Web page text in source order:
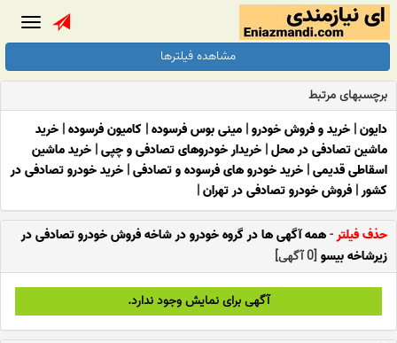
مشاهده فیلترها
برچسبهای مرتبط
دایون| خرید و فروش خودرو| مینی بوس فرسوده| کامیون فرسوده| خرید
ماشین تصادفی در محل| خریدار خودروهای تصادفی و چپی| خرید ماشین
اسقاطی قدیمی| خرید خودرو های فرسوده و تصادفی| خرید خودرو تصادفی در
کشور| فروش خودرو تصادفی در تهران|
حذف فیلتر-همه آگهی ها در گروه خودرو در شاخه فروش خودرو تصادفی در
زیرشاخه بیسو [0 آگهی]
آگهی برای نمایش وجود ندارد.